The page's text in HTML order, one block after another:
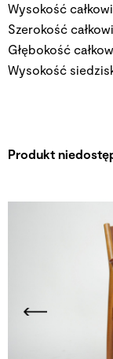
Wysokość
Szerokość
Głębokość
Wysokość
Produkt